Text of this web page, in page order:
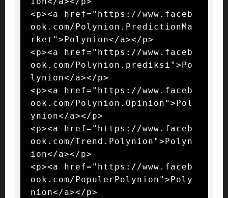
<p><a href="https://www.faceb
ook.com/Polynion.PredictionMa
rket">Polynion</a></p>
<p><a href="https://www.faceb
ook.com/Polynion.prediksi">Po
lynion</a></p>
<p><a href="https://www.faceb
ook.com/Polynion.Opinion">Pol
ynion</a></p>
<p><a href="https://www.faceb
ook.com/Trend.Polynion">Polyn
ion</a></p>
<p><a href="https://www.faceb
ook.com/PopulerPolynion">Poly
nion</a></p>